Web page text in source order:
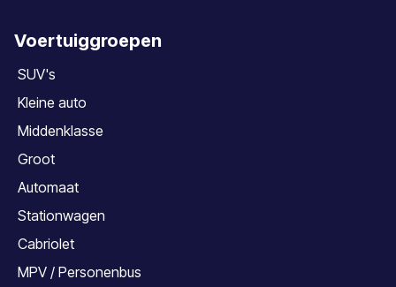
Voertuiggroepen
SUV's
Kleine auto
Middenklasse
Groot
Automaat
Stationwagen
Cabriolet
MPV / Personenbus